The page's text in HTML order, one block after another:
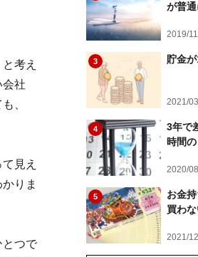
考え
社
、
見え
りま
とつで
が普
2019/
3 貯金
2021/
4
3年で
時間
2020/
5
お金
買わ
2021/